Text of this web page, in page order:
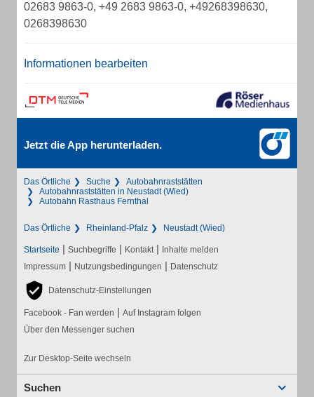
02683 9863-0, +49 2683 9863-0, +49268398630,
0268398630
Informationen bearbeiten
Jetzt die App herunterladen.
Das Örtliche Suche
Autobahnraststätten
Autobahnraststätten in Neustadt (Wied)
Autobahn Rasthaus Fernthal
Das Örtliche Rheinland-Pfalz Neustadt (Wied)
Startseite | Suchbegriffe | Kontakt | Inhalte melden
Impressum | Nutzungsbedingungen | Datenschutz
Datenschutz-Einstellungen
Facebook - Fan werden | Auf Instagram folgen
Über den Messenger suchen
Zur Desktop-Seite wechseln
Suchen